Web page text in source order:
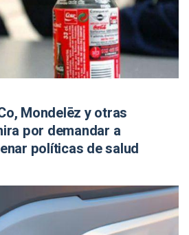
Mondelēz y otras
por demandar a
políticas de salud